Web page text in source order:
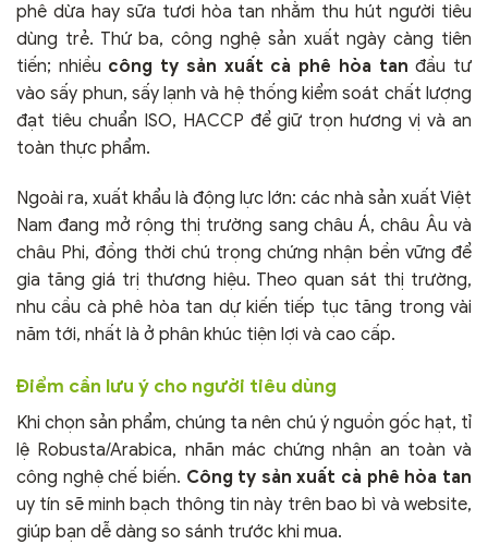
phê dừa hay sữa tươi hòa tan nhằm thu hút người tiêu
dùng trẻ. Thứ ba, công nghệ sản xuất ngày càng tiên
tiến; nhiều công ty sản xuất cà phê hòa tan đầu tư
vào sấy phun, sấy lạnh và hệ thống kiểm soát chất lượng
đạt tiêu chuẩn ISO, HACCP để giữ trọn hương vị và an
toàn thực phẩm.
Ngoài ra, xuất khẩu là động lực lớn: các nhà sản xuất Việt
Nam đang mở rộng thị trường sang châu Á, châu Âu và
châu Phi, đồng thời chú trọng chứng nhận bền vững để
gia tăng giá trị thương hiệu. Theo quan sát thị trường,
nhu cầu cà phê hòa tan dự kiến tiếp tục tăng trong vài
năm tới, nhất là ở phân khúc tiện lợi và cao cấp.
Điểm cần lưu ý cho người tiêu dùng
Khi chọn sản phẩm, chúng ta nên chú ý nguồn gốc hạt, tỉ
lệ Robusta/Arabica, nhãn mác chứng nhận an toàn và
công nghệ chế biến. Công ty sản xuất cà phê hòa tan
uy tín sẽ minh bạch thông tin này trên bao bì và website,
giúp bạn dễ dàng so sánh trước khi mua.